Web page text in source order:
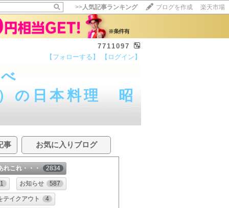
>>人気記事ランキング ブログを作成 楽天市場
7711097
【フォローする】 【ログイン】
料理 昭
事 お気に入りブログ
れこれ・・・ 2834
1 お知らせ 587
テイクアウト 4